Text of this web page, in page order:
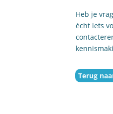
Heb je
écht iets
Terug